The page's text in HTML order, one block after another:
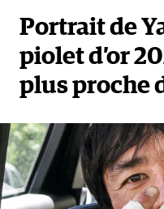
Portrait de
piolet d’or
plus proche